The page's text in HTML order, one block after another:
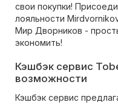
свои покупки!
лояльности
Мир Дворников -
экономить!
Кэшбэк сервис
возможности
Кэшбэк сервис